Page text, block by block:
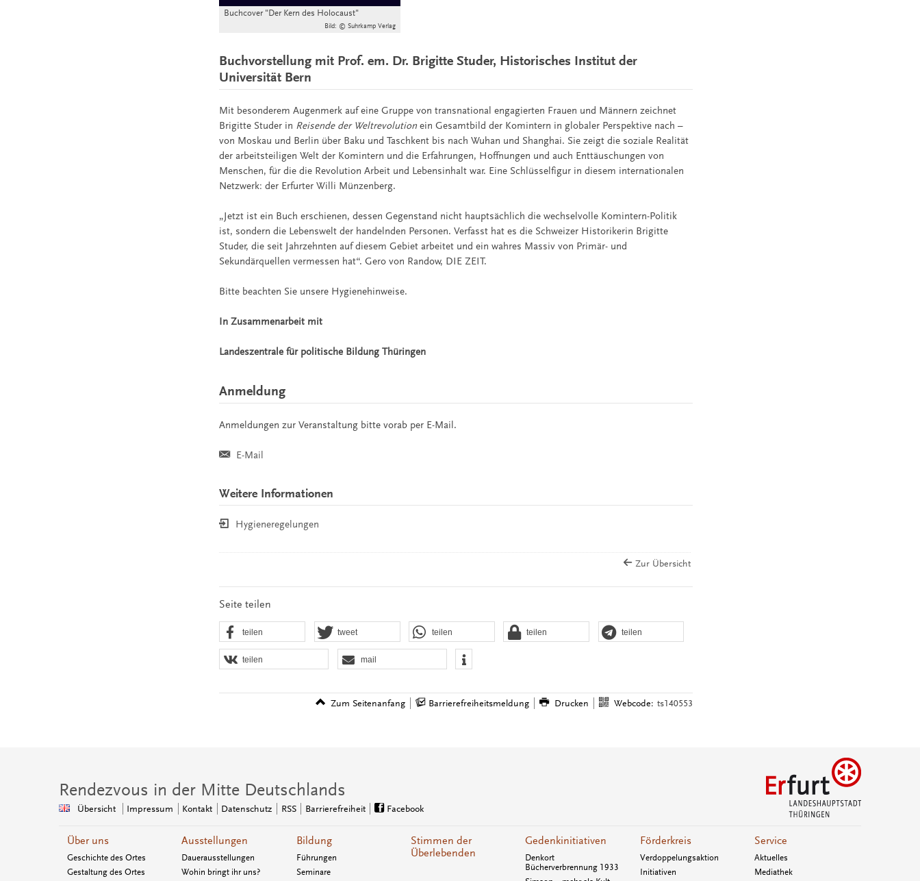
Buchcover "Der Kern des Holocaust"
Bild: © Suhrkamp Verlag
Buchvorstellung mit Prof. em. Dr. Brigitte Studer, Historisches Institut der
Universität Bern
Mit besonderem Augenmerk auf eine Gruppe von transnational engagierten Frauen und Männern zeichnet
Brigitte Studer in Reisende der Weltrevolutionein Gesamtbild der Komintern in globaler Perspektive nach –
von Moskau und Berlin über Baku und Taschkent bis nach Wuhan und Shanghai. Sie zeigt die soziale Realität
der arbeitsteiligen Welt der Komintern und die Erfahrungen, Hoffnungen und auch Enttäuschungen von
Menschen, für die die Revolution Arbeit und Lebensinhalt war. Eine Schlüsselfigur in diesem internationalen
Netzwerk: der Erfurter Willi Münzenberg.
„Jetzt ist ein Buch erschienen, dessen Gegenstand nicht hauptsächlich die wechselvolle Komintern-Politik
ist, sondern die Lebenswelt der handelnden Personen. Verfasst hat es die Schweizer Historikerin Brigitte
Studer, die seit Jahrzehnten auf diesem Gebiet arbeitet und ein wahres Massiv von Primär- und
Sekundärquellen vermessen hat“. Gero von Randow, DIE ZEIT.
Bitte beachten Sie unsere Hygienehinweise.
In Zusammenarbeit mit
Landeszentrale für politische Bildung Thüringen
Anmeldung
Anmeldungen zur Veranstaltung bitte vorab per E-Mail.
E-Mail
Weitere Informationen
Hygieneregelungen
Zur Übersicht
Seite teilen
teilen tweet teilen teilen teilen
teilen mail
Zum Seitenanfang Barrierefreiheitsmeldung Drucken Webcode: ts140553
Rendezvous in der Mitte Deutschlands
Übersicht Impressum Kontakt Datenschutz RSS Barrierefreiheit Facebook
Über uns
Geschichte des Ortes
Gestaltung des Ortes
Ausstellungen
Dauerausstellungen
Wohin bringt ihr uns?
Bildung
Führungen
Seminare
Stimmen der
Überlebenden
Gedenkinitiativen
Denkort
Bücherverbrennung 1933
Förderkreis
Verdoppelungsaktion
Initiativen
Service
Aktuelles
Mediathek